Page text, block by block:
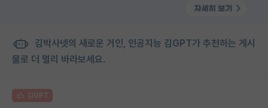
김박사넷의 새로운 거인, 인공지능 김GPT가 추천하는 게시
물로 더 멀리 바라보세요.
김GPT